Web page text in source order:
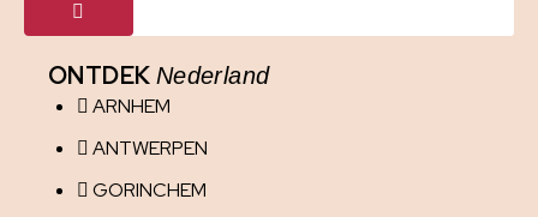
ONTDEK Nederland
ARNHEM
ANTWERPEN
GORINCHEM